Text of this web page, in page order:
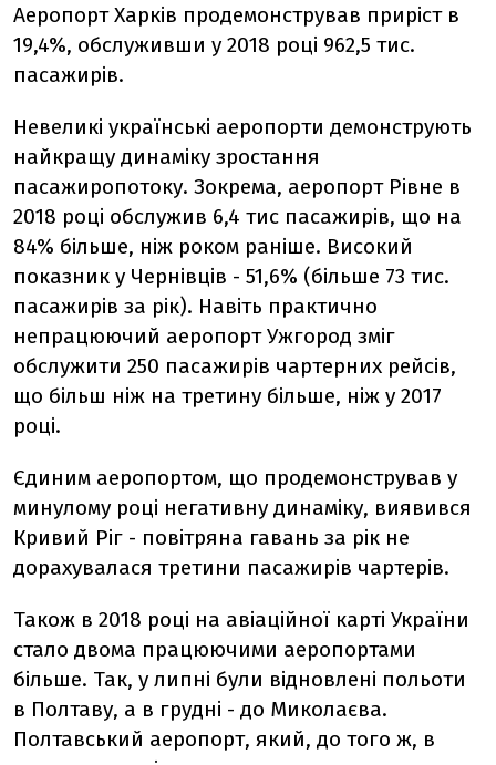
Аеропорт Харків продемонстрував приріст в
19,4%, обслуживши у 2018 році 962,5 тис.
пасажирів.
Невеликі українські аеропорти демонструють
найкращу динаміку зростання
пасажиропотоку. Зокрема, аеропорт Рівне в
2018 році обслужив 6,4 тис пасажирів, що на
84% більше, ніж роком раніше. Високий
показник у Чернівців - 51,6% (більше 73 тис.
пасажирів за рік). Навіть практично
непрацюючий аеропорт Ужгород зміг
обслужити 250 пасажирів чартерних рейсів,
що більш ніж на третину більше, ніж у 2017
році.
Єдиним аеропортом, що продемонстрував у
минулому році негативну динаміку, виявився
Кривий Ріг - повітряна гавань за рік не
дорахувалася третини пасажирів чартерів.
Також в 2018 році на авіаційної карті України
стало двома працюючими аеропортами
більше. Так, у липні були відновлені польоти
в Полтаву, а в грудні - до Миколаєва.
Полтавський аеропорт, який, до того ж, в